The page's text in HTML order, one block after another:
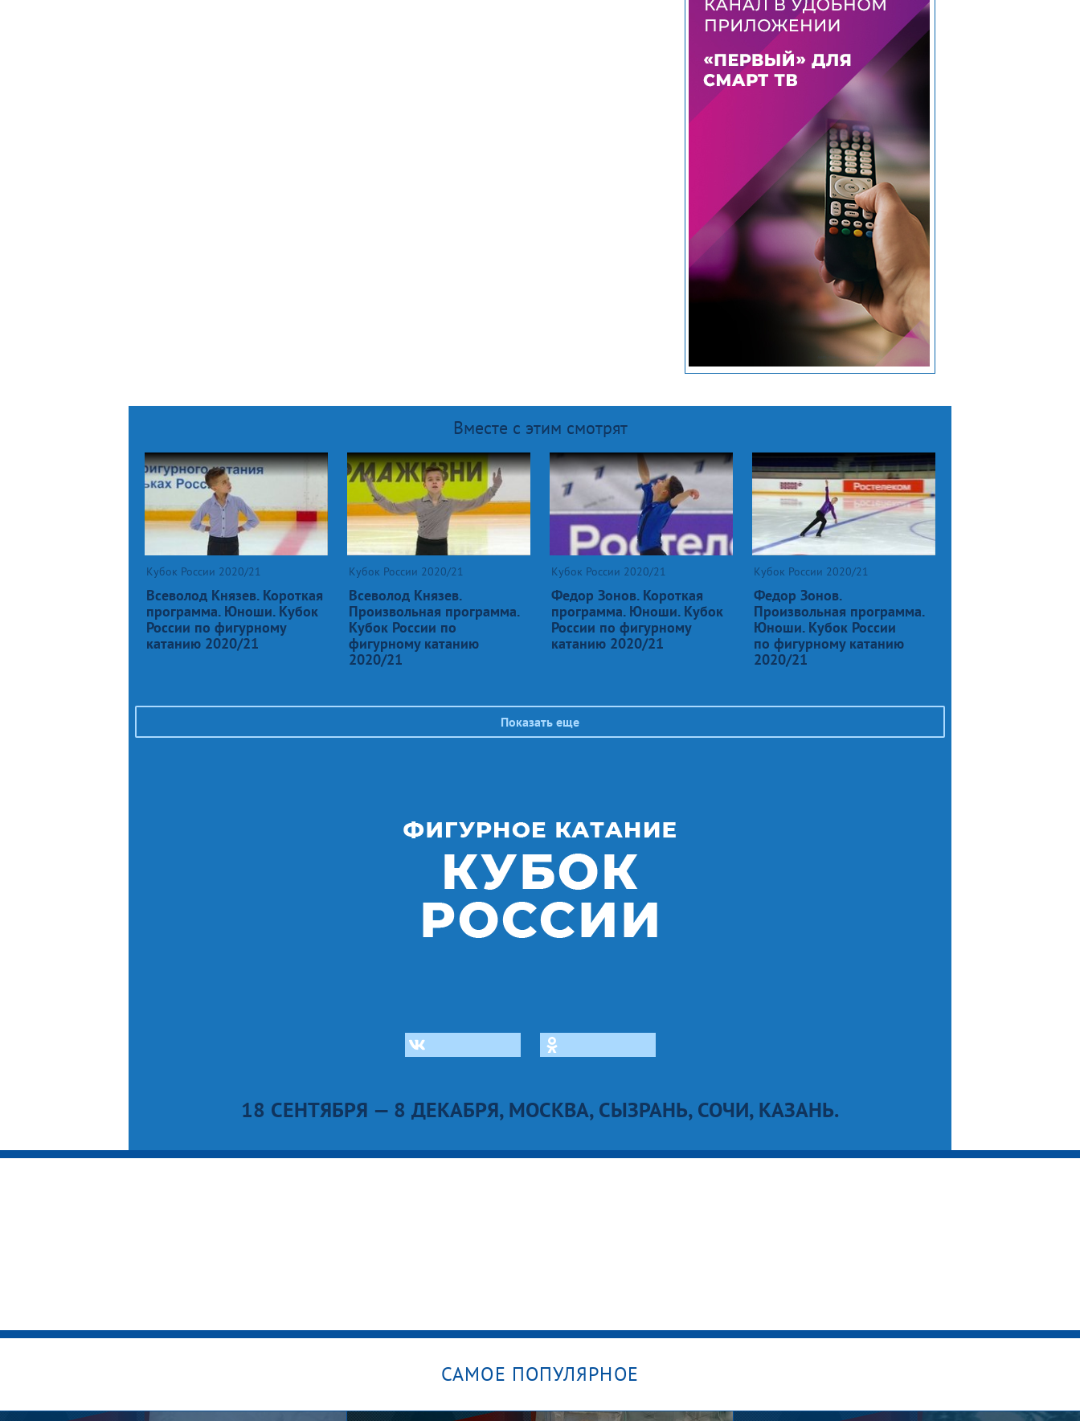
Вместе с этим смотрят
Кубок России 2020/21
Всеволод Князев. Короткая
программа. Юноши. Кубок
России по фигурному
катанию 2020/21
Кубок России 2020/21
Всеволод Князев.
Произвольная программа.
Кубок России по
фигурному катанию
2020/21
Кубок России 2020/21
Федор Зонов. Короткая
программа. Юноши. Кубок
России по фигурному
катанию 2020/21
Кубок России 2020/21
Федор Зонов.
Произвольная программа.
Юноши. Кубок России
по фигурному катанию
2020/21
Показать еще
18 СЕНТЯБРЯ — 8 ДЕКАБРЯ, МОСКВА, СЫЗРАНЬ, СОЧИ, КАЗАНЬ.
САМОЕ ПОПУЛЯРНОЕ